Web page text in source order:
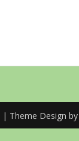
| Theme Design by